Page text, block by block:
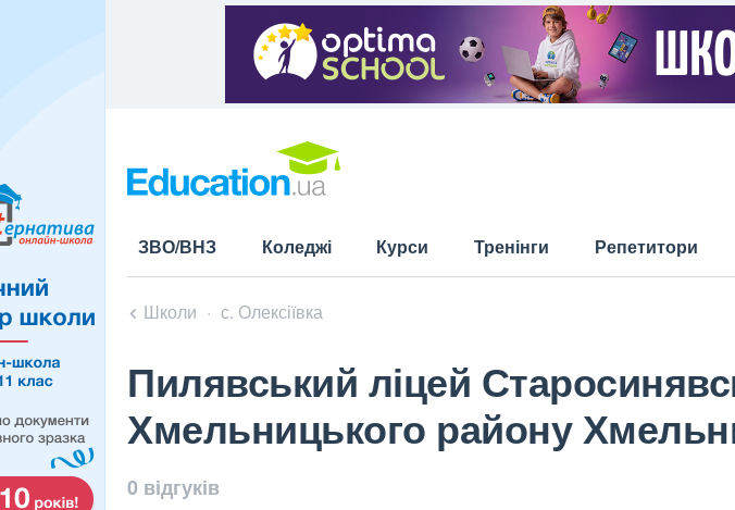
ЗВО/ВНЗ Коледжі Курси Тренінги Репетитори
Школи с. Олексіївка
Пилявський ліцей
Хмельницького району
0 відгуків